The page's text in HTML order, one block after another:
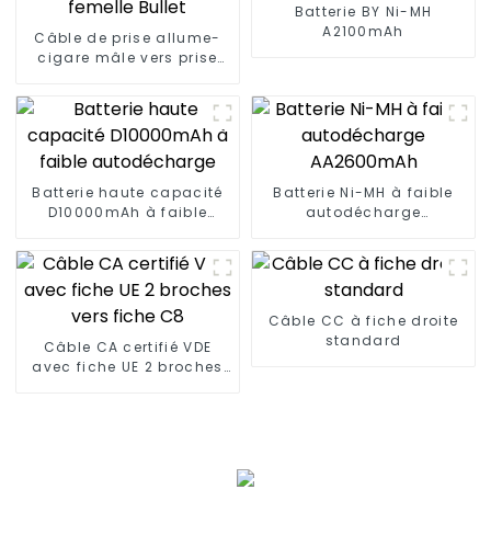
Câble de prise allume-
cigare mâle vers prise
Batterie BY Ni-MH
A2100mAh
Batterie haute capacité
D10000mAh à faible
Batterie Ni-MH à faible
autodécharge
Câble CA certifié VDE
avec fiche UE 2 broches
Câble CC à fiche droite
standard